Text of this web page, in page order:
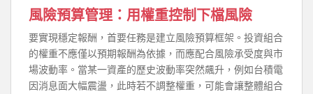
風險預算管理：用權重控制下檔風險
要實現穩定報酬，首要任務是建立風險預算框架。投資組合
的權重不應僅以預期報酬為依據，而應配合風險承受度與市
場波動率。當某一資產的歷史波動率突然飆升，例如台積電
因消息面大幅震盪，此時若不調整權重，可能會讓整體組合